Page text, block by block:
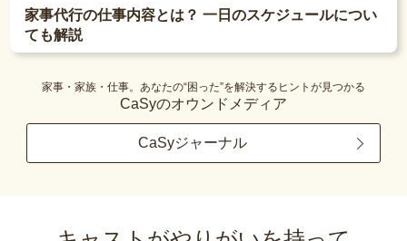
家事代行の仕事内容とは？ 一日のスケジュールについ
ても解説
家事・家族・仕事。あなたの“困った”を解決するヒントが見つかる
CaSyのオウンドメディア
CaSyジャーナル